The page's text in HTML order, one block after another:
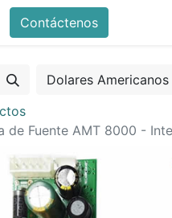
Contáctenos
Dolares Americanos
de Fuente AMT 8000 -